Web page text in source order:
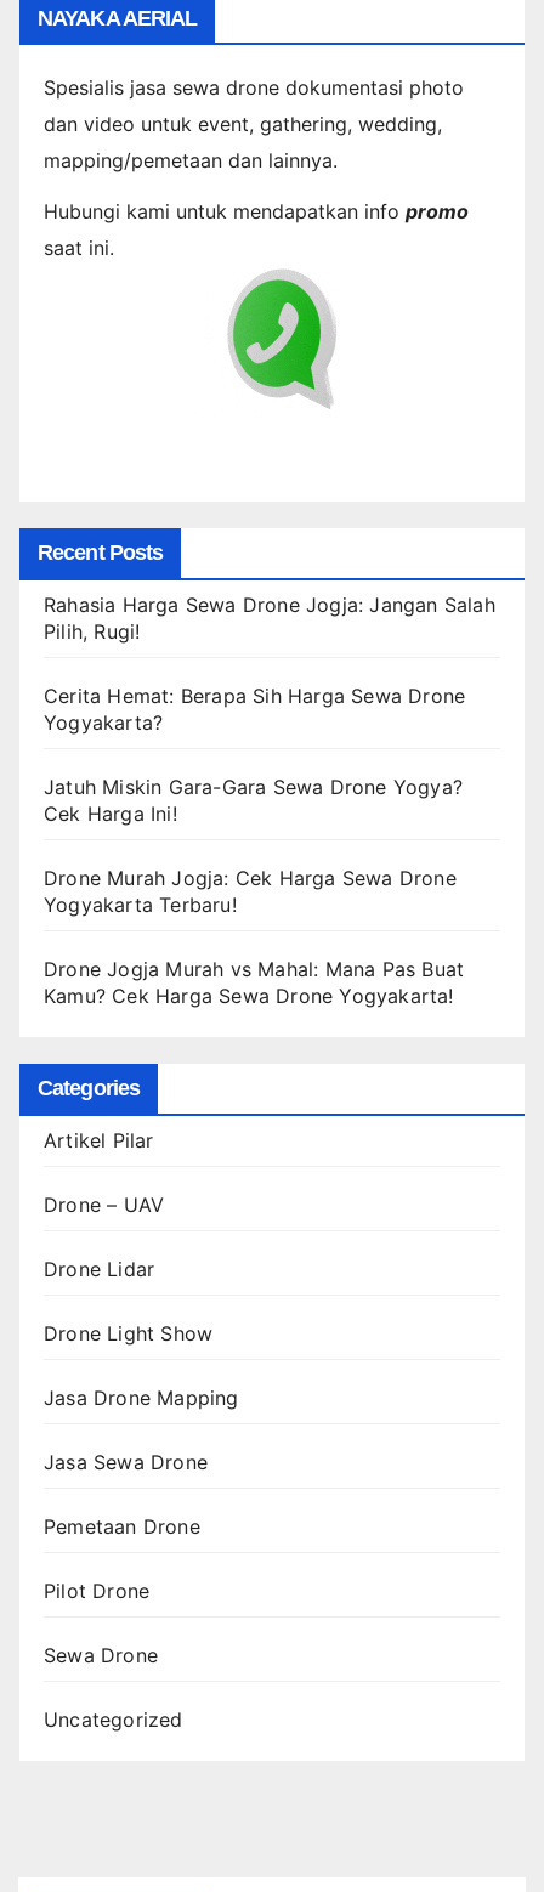
NAYAKA AERIAL
Spesialis jasa sewa drone dokumentasi photo
dan video untuk event, gathering, wedding,
mapping/pemetaan dan lainnya.
Hubungi kami untuk mendapatkan info promo
saat ini.
Recent Posts
Rahasia Harga Sewa Drone Jogja: Jangan Salah
Pilih, Rugi!
Cerita Hemat: Berapa Sih Harga Sewa Drone
Yogyakarta?
Jatuh Miskin Gara-Gara Sewa Drone Yogya?
Cek Harga Ini!
Drone Murah Jogja: Cek Harga Sewa Drone
Yogyakarta Terbaru!
Drone Jogja Murah vs Mahal: Mana Pas Buat
Kamu? Cek Harga Sewa Drone Yogyakarta!
Categories
Artikel Pilar
Drone – UAV
Drone Lidar
Drone Light Show
Jasa Drone Mapping
Jasa Sewa Drone
Pemetaan Drone
Pilot Drone
Sewa Drone
Uncategorized